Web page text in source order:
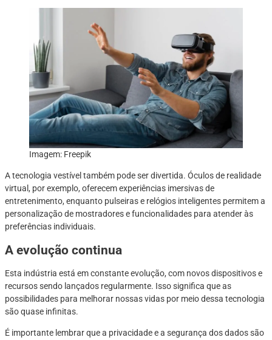
Imagem: Freepik
A tecnologia vestível também pode ser divertida. Óculos de realidade
virtual, por exemplo, oferecem experiências imersivas de
entretenimento, enquanto pulseiras e relógios inteligentes permitem a
personalização de mostradores e funcionalidades para atender às
preferências individuais.
A evolução continua
Esta indústria está em constante evolução, com novos dispositivos e
recursos sendo lançados regularmente. Isso significa que as
possibilidades para melhorar nossas vidas por meio dessa tecnologia
são quase infinitas.
É importante lembrar que a privacidade e a segurança dos dados são